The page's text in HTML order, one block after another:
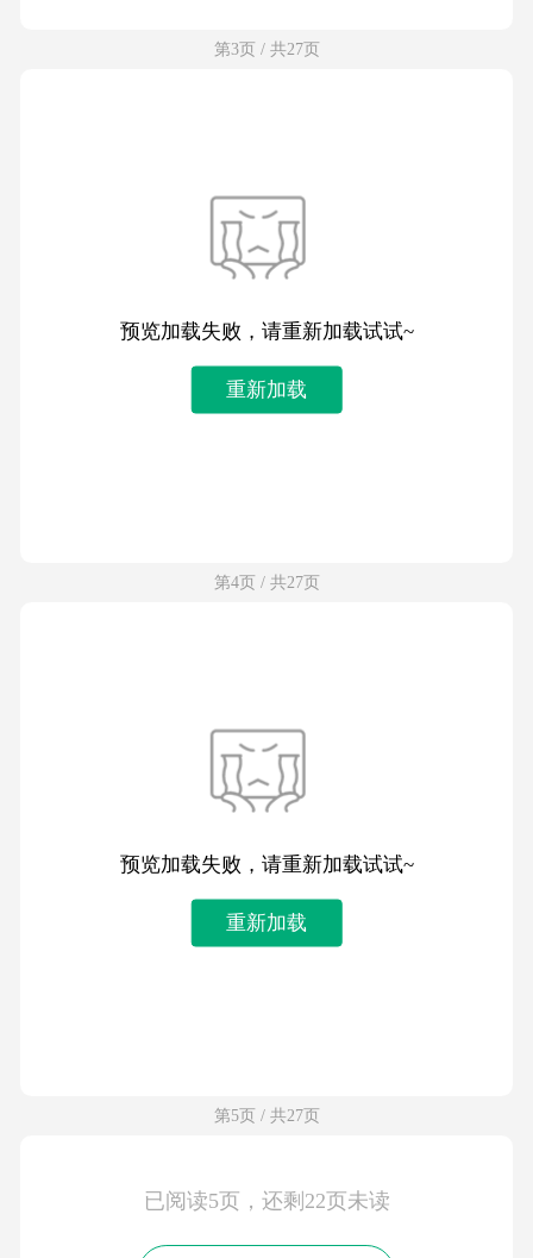
第3页 / 共27页
预览加载失败，请重新加载试试~
重新加载
第4页 / 共27页
预览加载失败，请重新加载试试~
重新加载
第5页 / 共27页
已阅读5页，还剩22页未读